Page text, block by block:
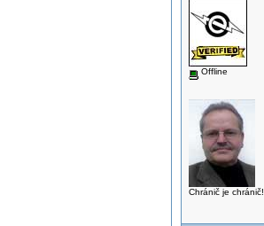
Offline
Chránič je chránič!